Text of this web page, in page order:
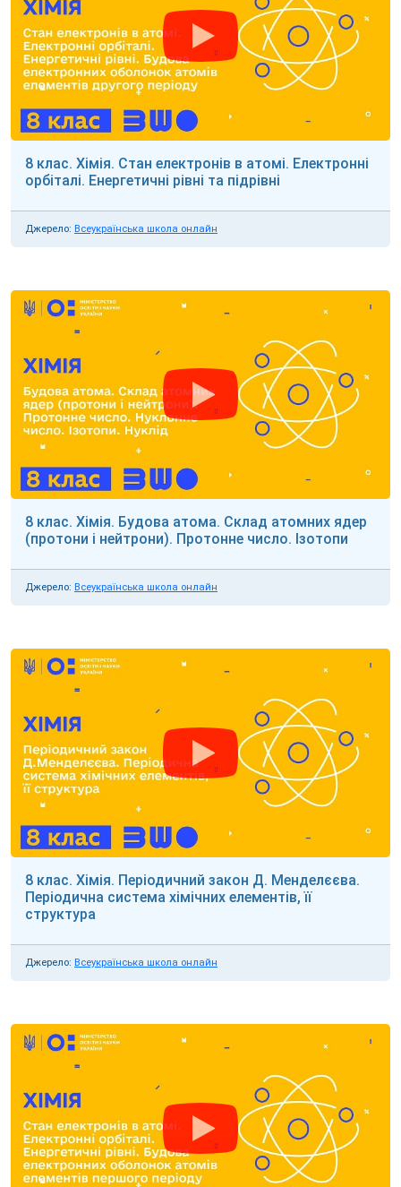
8 клас. Хімія. Стан електронів в атомі. Електронні
орбіталі. Енергетичні рівні та підрівні
Джерело: Всеукраїнська школа онлайн
8 клас. Хімія. Будова атома. Склад атомних ядер
(протони і нейтрони). Протонне число. Ізотопи
Джерело: Всеукраїнська школа онлайн
8 клас. Хімія. Періодичний закон Д. Менделєєва.
Періодична система хімічних елементів, її
структура
Джерело: Всеукраїнська школа онлайн